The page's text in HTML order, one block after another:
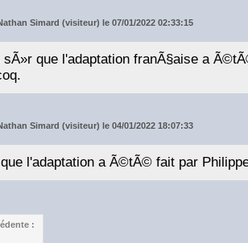
Simard (visiteur) le 07/01/2022 02:33:15
que l'adaptation franÃ§aise a
Simard (visiteur) le 04/01/2022 18:07:33
l'adaptation a Ã©tÃ© fait par
: